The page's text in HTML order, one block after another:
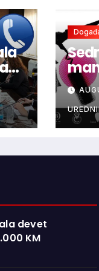
devet
KM